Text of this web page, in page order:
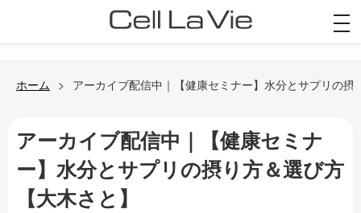
ホーム アーカイブ配信中｜【健康セミナー】水分とサプリの摂
アーカイブ配信中｜【健康セミナ
ー】水分とサプリの摂り方＆選び方
【大木さと】